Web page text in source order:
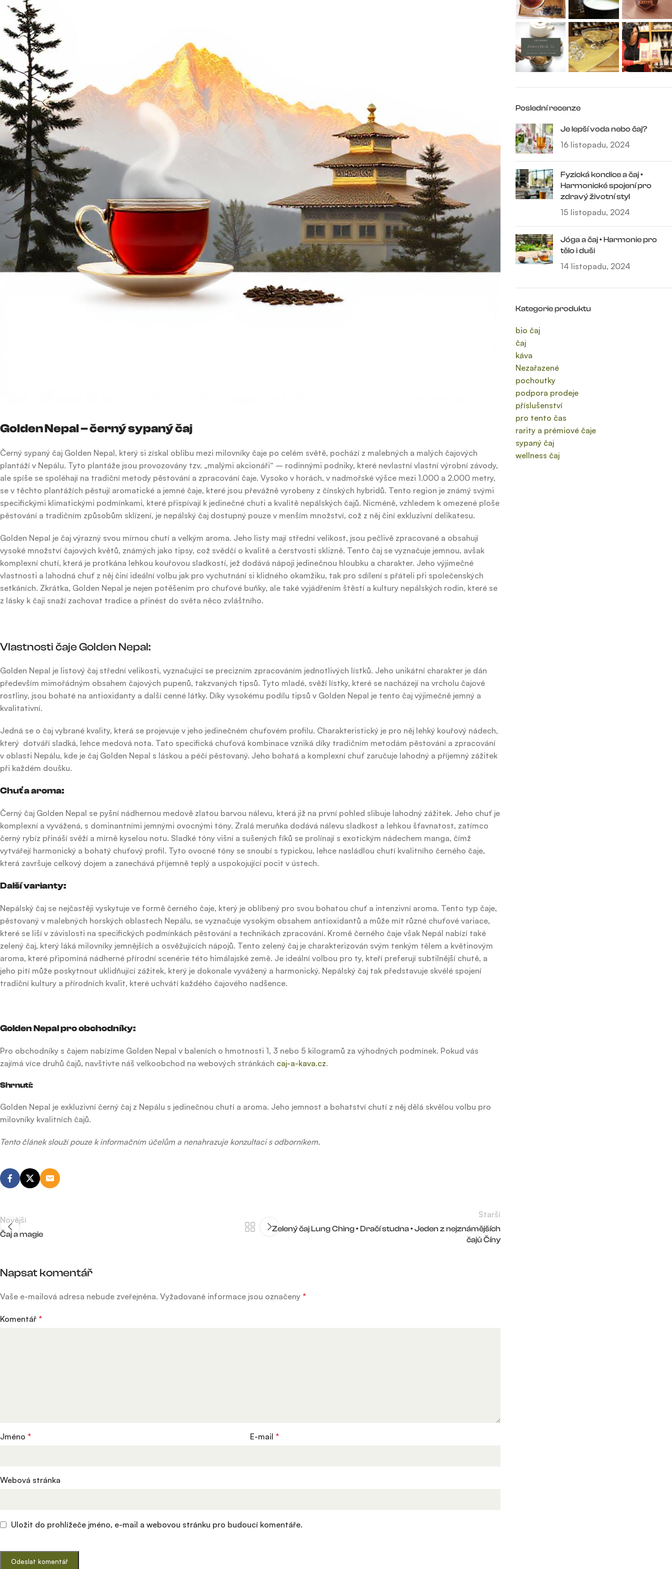
Golden Nepal – černý sypaný čaj
Černý sypaný čaj Golden Nepal, který si získal oblibu mezi milovníky čaje po celém světě, pochází z malebných a malých čajových
plantáží v Nepálu. Tyto plantáže jsou provozovány tzv. „malými akcionáři“ – rodinnými podniky, které nevlastní vlastní výrobní závody,
ale spíše se spoléhají na tradiční metody pěstování a zpracování čaje. Vysoko v horách, v nadmořské výšce mezi 1.000 a 2.000 metry,
se v těchto plantážích pěstují aromatické a jemné čaje, které jsou převážně vyrobeny z čínských hybridů. Tento region je známý svými
specifickými klimatickými podmínkami, které přispívají k jedinečné chuti a kvalitě nepálských čajů. Nicméně, vzhledem k omezené ploše
pěstování a tradičním způsobům sklízení, je nepálský čaj dostupný pouze v menším množství, což z něj činí exkluzivní delikatesu.
Golden Nepal je čaj výrazný svou mírnou chutí a velkým aroma. Jeho listy mají střední velikost, jsou pečlivě zpracované a obsahují
vysoké množství čajových květů, známých jako tipsy, což svědčí o kvalitě a čerstvosti sklizně. Tento čaj se vyznačuje jemnou, avšak
komplexní chutí, která je protkána lehkou kouřovou sladkostí, jež dodává nápoji jedinečnou hloubku a charakter. Jeho výjimečné
vlastnosti a lahodná chuť z něj činí ideální volbu jak pro vychutnání si klidného okamžiku, tak pro sdílení s přáteli při společenských
setkáních. Zkrátka, Golden Nepal je nejen potěšením pro chuťové buňky, ale také vyjádřením štěstí a kultury nepálských rodin, které se
z lásky k čaji snaží zachovat tradice a přinést do světa něco zvláštního.
Vlastnosti čaje Golden Nepal:
Golden Nepal je listový čaj střední velikosti, vyznačující se precizním zpracováním jednotlivých lístků. Jeho unikátní charakter je dán
především mimořádným obsahem čajových pupenů, takzvaných tipsů. Tyto mladé, svěží lístky, které se nacházejí na vrcholu čajové
rostliny, jsou bohaté na antioxidanty a další cenné látky. Díky vysokému podílu tipsů v Golden Nepal je tento čaj výjimečně jemný a
kvalitativní.
Jedná se o čaj vybrané kvality, která se projevuje v jeho jedinečném chuťovém profilu. Charakteristický je pro něj lehký kouřový nádech,
který dotváří sladká, lehce medová nota. Tato specifická chuťová kombinace vzniká díky tradičním metodám pěstování a zpracování
v oblasti Nepálu, kde je čaj Golden Nepal s láskou a péčí pěstovaný. Jeho bohatá a komplexní chuť zaručuje lahodný a příjemný zážitek
při každém doušku.
Chuť a aroma:
Černý čaj Golden Nepal se pyšní nádhernou medově zlatou barvou nálevu, která již na první pohled slibuje lahodný zážitek. Jeho chuť je
komplexní a vyvážená, s dominantními jemnými ovocnými tóny. Zralá meruňka dodává nálevu sladkost a lehkou šťavnatost, zatímco
černý rybíz přináší svěží a mírně kyselou notu. Sladké tóny višní a sušených fíků se prolínají s exotickým nádechem manga, čímž
vytvářejí harmonický a bohatý chuťový profil. Tyto ovocné tóny se snoubí s typickou, lehce nasládlou chutí kvalitního černého čaje,
která završuje celkový dojem a zanechává příjemně teplý a uspokojující pocit v ústech.
Další varianty:
Nepálský čaj se nejčastěji vyskytuje ve formě černého čaje, který je oblíbený pro svou bohatou chuť a intenzivní aroma. Tento typ čaje,
pěstovaný v malebných horských oblastech Nepálu, se vyznačuje vysokým obsahem antioxidantů a může mít různé chuťové variace,
které se liší v závislosti na specifických podmínkách pěstování a technikách zpracování. Kromě černého čaje však Nepál nabízí také
zelený čaj, který láká milovníky jemnějších a osvěžujících nápojů. Tento zelený čaj je charakterizován svým tenkým tělem a květinovým
aroma, které připomíná nádherné přírodní scenérie této himálajské země. Je ideální volbou pro ty, kteří preferují subtilnější chutě, a
jeho pití může poskytnout uklidňující zážitek, který je dokonale vyvážený a harmonický. Nepálský čaj tak představuje skvélé spojení
tradiční kultury a přírodních kvalit, které uchvátí každého čajového nadšence.
Golden Nepal pro obchodníky:
Pro obchodníky s čajem nabízíme Golden Nepal v baleních o hmotnosti 1, 3 nebo 5 kilogramů za výhodných podmínek. Pokud vás
zajímá více druhů čajů, navštivte náš velkoobchod na webových stránkách caj-a-kava.cz.
Shrnutí:
Golden Nepal je exkluzivní černý čaj z Nepálu s jedinečnou chutí a aroma. Jeho jemnost a bohatství chutí z něj dělá skvělou volbu pro
milovníky kvalitních čajů.
Tento článek slouží pouze k informačním účelům a nenahrazuje konzultaci s odborníkem.
Novější
Čaj a magie
Starší
Zelený čaj Lung Ching • Dračí studna • Jeden z nejznámějších
čajů Číny
Napsat komentář
Vaše e-mailová adresa nebude zveřejněna. Vyžadované informace jsou označeny *
Komentář *
Jméno * E-mail*
Webová stránka
Uložit do prohlížeče jméno, e-mail a webovou stránku pro budoucí komentáře.
Poslední recenze
Je lepší voda nebo čaj?
16 listopadu, 2024
Fyzická kondice a čaj •
Harmonické spojení pro
zdravý životní styl
15 listopadu, 2024
Jóga a čaj • Harmonie pro
tělo i duši
14 listopadu, 2024
Kategorie produktu
bio čaj
čaj
káva
Nezařazené
pochoutky
podpora prodeje
příslušenství
pro tento čas
rarity a prémiové čaje
sypaný čaj
wellness čaj